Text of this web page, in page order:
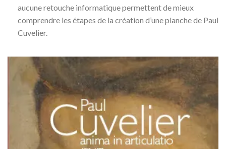
aucune retouche informatique permettent de mieux
comprendre les étapes de la création d’une planche de Paul
Cuvelier.